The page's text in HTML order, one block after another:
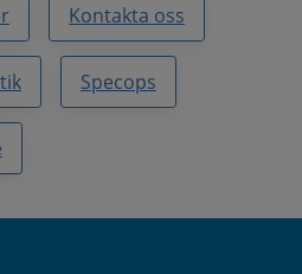
Kontakta oss
Specops